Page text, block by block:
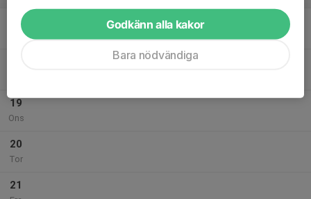
17
Mån
19
Ons
20
Tor
21
Godkänn alla kakor
Bara nödvändiga